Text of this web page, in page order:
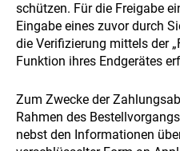
schützen. Für die Freigabe
Eingabe eines zuvor durch
die Verifizierung mittels der
Funktion ihres Endgerätes
Zum Zwecke der
Rahmen des
nebst den Informationen